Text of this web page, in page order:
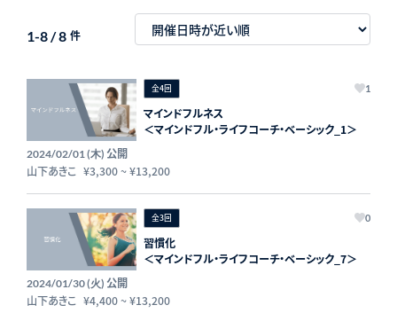
1-8 / 8 件
全4回 1
マインドフルネス
＜マインドフル・ライフコーチ・ベーシック_1＞
2024/02/01 (木) 公開
山下あきこ ¥3,300~¥13,200
全3回 0
習慣化
＜マインドフル・ライフコーチ・ベーシック_7＞
2024/01/30 (火) 公開
山下あきこ ¥4,400~¥13,200